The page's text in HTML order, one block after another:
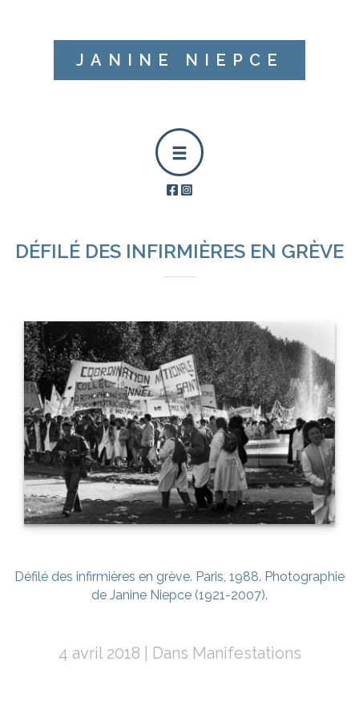
JANINE NIEPCE
DÉFILÉ DES INFIRMIÈRES EN GRÈVE
Défilé des infirmières en grève. Paris, 1988. Photographie
de Janine Niepce (1921-2007).
4 avril 2018 Dans Manifestations